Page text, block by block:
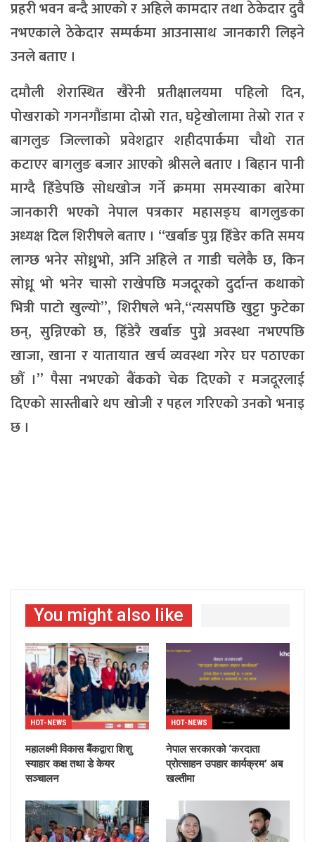
प्रहरी भवन बन्दै आएको र अहिले कामदार तथा ठेकेदार दुवै
नभएकाले ठेकेदार सम्पर्कमा आउनासाथ जानकारी लिइने
उनले बताए ।
दमौली शेरास्थित खैरेनी प्रतीक्षालयमा पहिलो दिन,
पोखराको गगनगौंडामा दोस्रो रात, घट्टेखोलामा तेस्रो रात र
बागलुङ जिल्लाको प्रवेशद्वार शहीदपार्कमा चौथो रात
कटाएर बागलुङ बजार आएको श्रीसले बताए । बिहान पानी
माग्दै हिँडेपछि सोधखोज गर्ने क्रममा समस्याका बारेमा
जानकारी भएको नेपाल पत्रकार महासङ्घ बागलुङका
अध्यक्ष दिल शिरीषले बताए । “खर्बाङ पुग्न हिँडेर कति समय
लाग्छ भनेर सोध्नुभो, अनि अहिले त गाडी चलेकै छ, किन
सोध्नू भो भनेर चासो राखेपछि मजदूरको दुर्दान्त कथाको
भित्री पाटो खुल्यो”, शिरीषले भने,“त्यसपछि खुट्टा फुटेका
छन्, सुन्निएको छ, हिँडेरै खर्बाङ पुग्ने अवस्था नभएपछि
खाजा, खाना र यातायात खर्च व्यवस्था गरेर घर पठाएका
छौं ।” पैसा नभएको बैंकको चेक दिएको र मजदूरलाई
दिएको सास्तीबारे थप खोजी र पहल गरिएको उनको भनाइ
छ ।
You might also like
HOT-NEWS
महालक्ष्मी विकास बैंकद्वारा शिशु
स्याहार कक्ष तथा डे केयर
सञ्चालन
HOT-NEWS
नेपाल सरकारको ‘करदाता
प्रोत्साहन उपहार कार्यक्रम’ अब
खल्तीमा